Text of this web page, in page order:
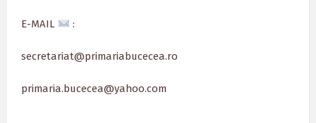
E-MAIL :
secretariat@primariabucecea.ro
primaria.bucecea@yahoo.com